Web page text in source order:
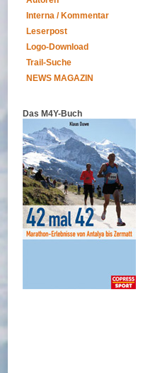
Interna / Kommentar
Leserpost
Logo-Download
Trail-Suche
NEWS MAGAZIN
Das M4Y-Buch